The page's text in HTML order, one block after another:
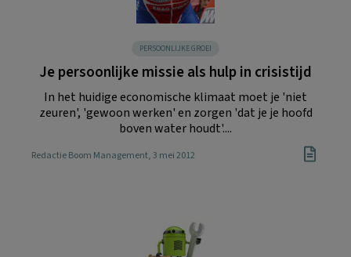
PERSOONLIJKE GROEI
Je persoonlijke missie als hulp in crisistijd
In het huidige economische klimaat moet je 'niet
zeuren', 'gewoon werken' en zorgen 'dat je je hoofd
boven water houdt'....
Redactie Boom Management, 3 mei 2012